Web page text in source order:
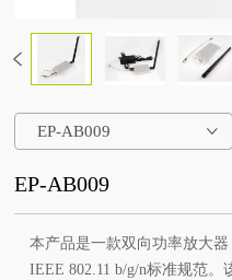
EP-AB009
EP-AB009
本产品是一款双向功率放大
IEEE 802.11 b/g/n标准规范。